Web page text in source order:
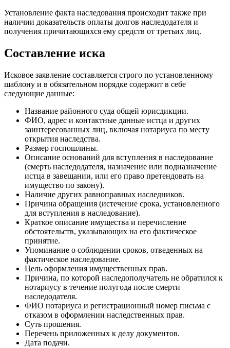
Установление факта наследования происходит также при
наличии доказательств оплаты долгов наследодателя и
получения причитающихся ему средств от третьих лиц.
Составление иска
Исковое заявление составляется строго по установленному
шаблону и в обязательном порядке содержит в себе
следующие данные:
Название районного суда общей юрисдикции.
ФИО, адрес и контактные данные истца и других
заинтересованных лиц, включая нотариуса по месту
открытия наследства.
Размер госпошлины.
Описание оснований для вступления в наследование
(смерть наследодателя, назначение или подназначение
истца в завещании, или его право претендовать на
имущество по закону).
Наличие других равноправных наследников.
Причина обращения (истечение срока, установленного
для вступления в наследование).
Краткое описание имущества и перечисление
обстоятельств, указывающих на его фактическое
принятие.
Упоминание о соблюдении сроков, отведенных на
фактическое наследование.
Цель оформления имущественных прав.
Причина, по которой наследополучатель не обратился к
нотариусу в течение полугода после смерти
наследодателя.
ФИО нотариуса и регистрационный номер письма с
отказом в оформлении наследственных прав.
Суть прошения.
Перечень приложенных к делу документов.
Дата подачи.